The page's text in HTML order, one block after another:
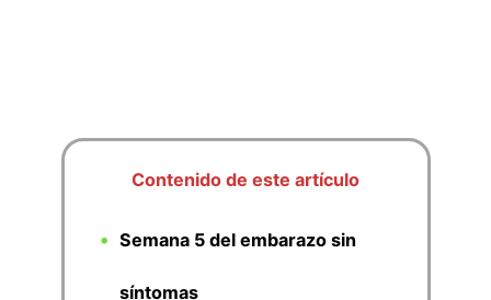
Contenido de este artículo
Semana 5 del embarazo sin
síntomas